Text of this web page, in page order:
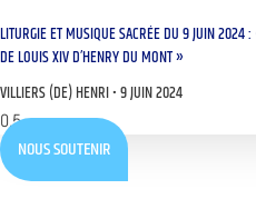
LITURGIE ET MUSIQUE SACRÉE DU 9 JUIN 2024
DE LOUIS XIV D’HENRY DU MONT »
VILLIERS (DE) HENRI 9 JUIN 2024
NOUS SOUTENIR